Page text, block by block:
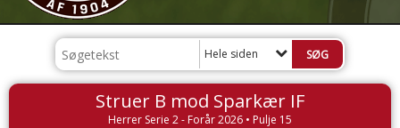
Hele siden
Struer B mod Sparkær IF
Herrer Serie 2 - Forår 2026 • Pulje 15